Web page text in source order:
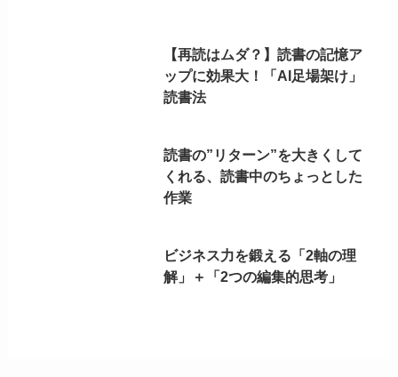
【再読はムダ？】読書の記憶ア
ップに効果大！「AI足場架け」
読書法
読書の”リターン”を大きくして
くれる、読書中のちょっとした
作業
ビジネス力を鍛える「2軸の理
解」＋「2つの編集的思考」